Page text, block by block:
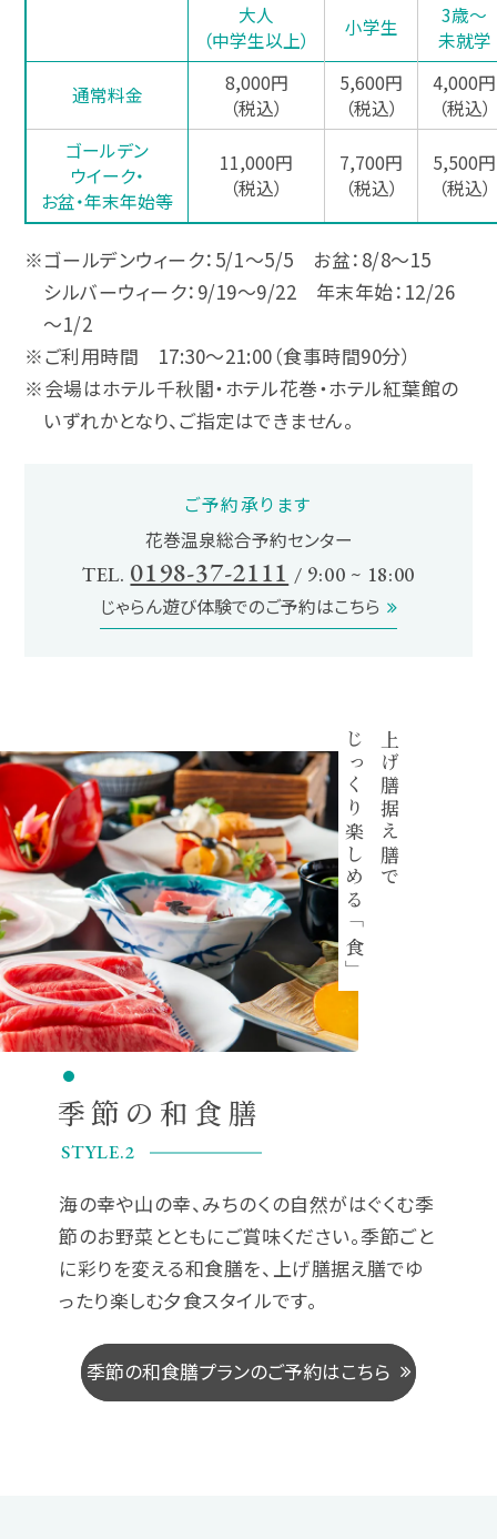
大人
（中学生以上）
小学生
3歳～
未就学
通常料金
8,000円
（税込）
5,600円
（税込）
4,000円
（税込）
ゴールデン
ウイーク・
お盆・年末年始等
11,000円
（税込）
7,700円
（税込）
5,500円
（税込）
※ゴールデンウィーク：5/1～5/5 お盆：8/8～15
シルバーウィーク：9/19～9/22 年末年始：12/26
～1/2
※ご利用時間 17:30～21:00（食事時間90分）
※会場はホテル千秋閣・ホテル花巻・ホテル紅葉館の
いずれかとなり、ご指定はできません。
ご予約承ります
花巻温泉総合予約センター
TEL. 0198-37-2111 / 9:00 ~ 18:00
じゃらん遊び体験でのご予約はこちら
上げ膳据え膳で
じっくり楽しめる「食」
季節の和食膳
STYLE.2
海の幸や山の幸、みちのくの自然がはぐくむ季
節のお野菜とともにご賞味ください。季節ごと
に彩りを変える和食膳を、上げ膳据え膳でゆ
ったり楽しむ夕食スタイルです。
季節の和食膳プランのご予約はこちら